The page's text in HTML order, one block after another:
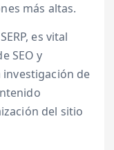
más altas.
es vital
SEO y
de
del sitio